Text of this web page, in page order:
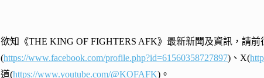
欲知《THE KING OF FIGHTERS AFK》最新新聞及資訊，請前
(https://www.facebook.com/profile.php?id=61560358727897)、X(
道(https://www.youtube.com/@KOFAFK)。